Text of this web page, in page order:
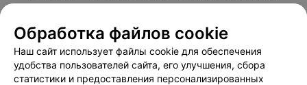
Пользовательское соглашение
Способы оплаты
Вакансии
Партнеры
Написать руководителю 103.by
Обработка файлов cookie
Наш сайт использует файлы cookie для обеспечения
удобства пользователей сайта, его улучшения, сбора
статистики и предоставления персонализированных